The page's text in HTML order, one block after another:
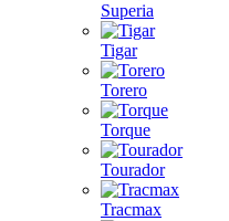
Superia
Tigar
Torero
Torque
Tourador
Tracmax